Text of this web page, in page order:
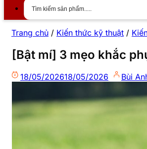
Trang chủ / Kiến thức kỹ thuật /
[Bật mí] 3 mẹo khắc
18/05/202618/05/2026 Bùi